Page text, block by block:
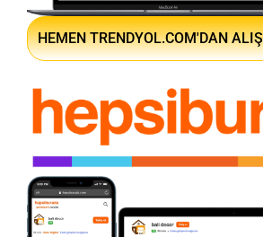
HEMEN TRENDYOL.COM'DAN